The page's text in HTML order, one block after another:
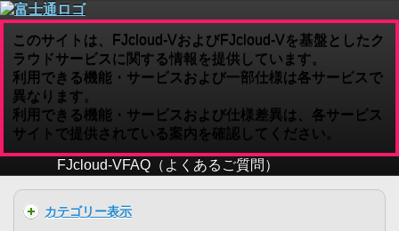
このサイトは、FJcloud-VおよびFJcloud-Vを基盤としたク
ラウドサービスに関する情報を提供しています。
利用できる機能・サービスおよび一部仕様は各サービスで
異なります。
利用できる機能・サービスおよび仕様差異は、各サービス
サイトで提供されている案内を確認してください。
FJcloud-VFAQ（よくあるご質問）
カテゴリー表示